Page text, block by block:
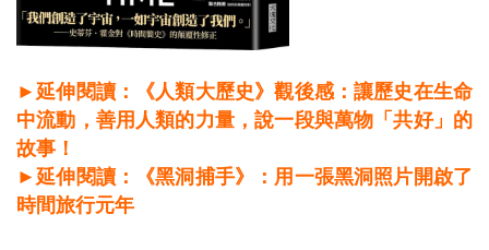
►延伸閱讀：《人類大歷史》觀後感：讓歷史在生命
中流動，善用人類的力量，說一段與萬物「共好」的
故事！
►延伸閱讀：《黑洞捕手》：用一張黑洞照片開啟了
時間旅行元年